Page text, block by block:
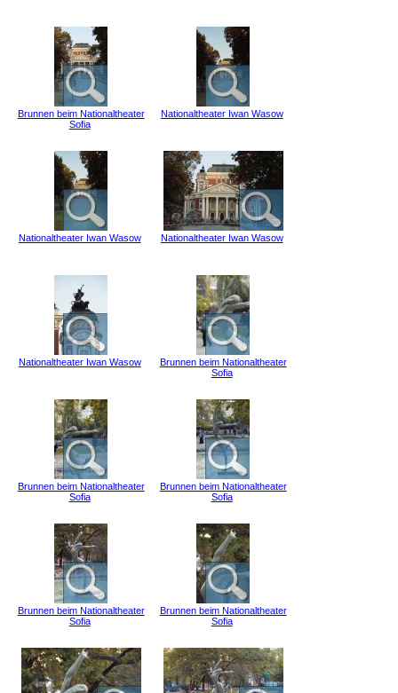
Brunnen beim Nationaltheater
Sofia
Nationaltheater Iwan Wasow
Nationaltheater Iwan Wasow Nationaltheater Iwan Wasow
Nationaltheater Iwan Wasow
Brunnen beim Nationaltheater
Sofia
Brunnen beim Nationaltheater
Sofia
Brunnen beim Nationaltheater
Sofia
Brunnen beim Nationaltheater
Sofia
Brunnen beim Nationaltheater
Sofia